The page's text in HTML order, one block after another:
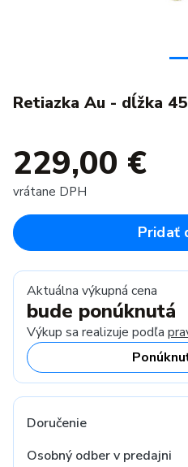
Retiazka Au - dĺžka
229,00 €
vrátane DPH
Pridať
Aktuálna výkupná cena
bude ponúknutá
Výkup sa realizuje podľa
Doručenie
Osobný odber v predajni